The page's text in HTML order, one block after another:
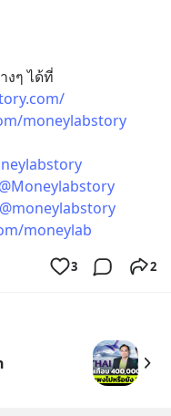
งๆ ได้ที่
moneylabstory
moneylab
3 2